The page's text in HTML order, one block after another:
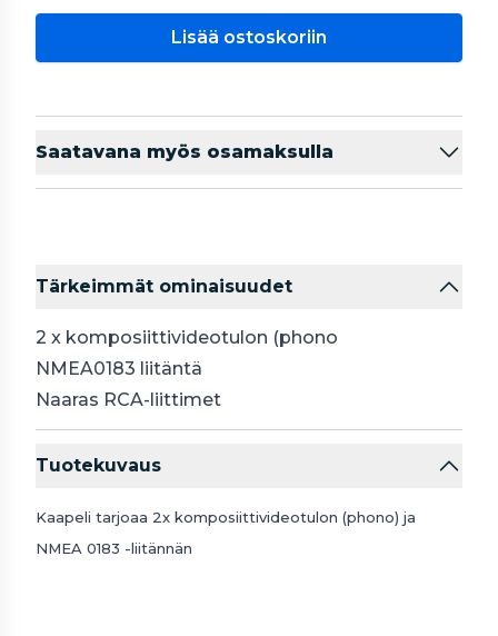
Lisää ostoskoriin
Saatavana myös osamaksulla
Tärkeimmät ominaisuudet
2 x komposiittivideotulon (phono
NMEA0183 liitäntä
Naaras RCA-liittimet
Tuotekuvaus
Kaapeli tarjoaa 2x komposiittivideotulon (phono) ja
NMEA 0183 -liitännän